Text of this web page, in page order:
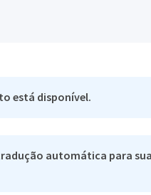
está disponível.
automática para